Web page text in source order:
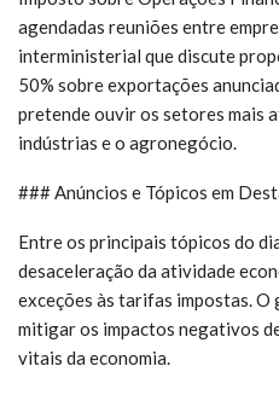
agendadas reuniões entre
interministerial que discute
50% sobre exportações
pretende ouvir os setores mais
indústrias e o agronegócio.
### Anúncios e Tópicos em
Entre os principais tópicos do
desaceleração da atividade
exceções às tarifas impostas. O
mitigar os impactos negativos
vitais da economia.